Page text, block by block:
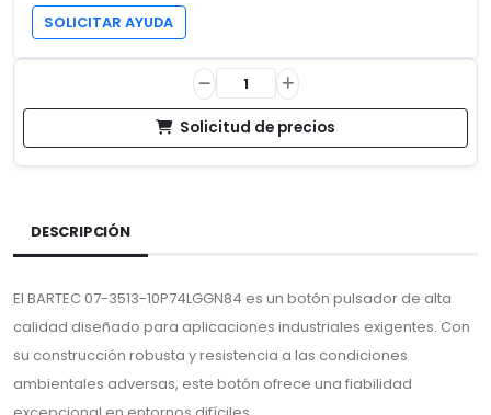
SOLICITAR AYUDA
Solicitud de precios
DESCRIPCIÓN
El BARTEC 07-3513-10P74LGGN84 es un botón pulsador de alta
calidad diseñado para aplicaciones industriales exigentes. Con
su construcción robusta y resistencia a las condiciones
ambientales adversas, este botón ofrece una fiabilidad